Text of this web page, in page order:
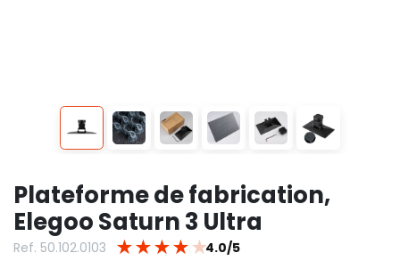
Plateforme de fabrication,
Elegoo Saturn 3 Ultra
Ref. 50.102.0103 ★ ★ ★ ★ ★4.0/5